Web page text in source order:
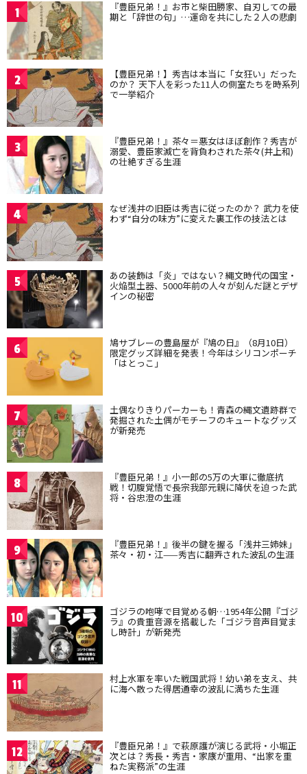
1 『豊臣兄弟！』お市と柴田勝家、自刃しての最
期と「辞世の句」…運命を共にした２人の悲劇
2 【豊臣兄弟！】秀吉は本当に「女狂い」だった
のか？ 天下人を彩った11人の側室たちを時系列
で一挙紹介
3 『豊臣兄弟！』茶々＝悪女はほぼ創作？秀吉が
溺愛、豊臣家滅亡を背負わされた茶々(井上和)
の壮絶すぎる生涯
4 なぜ浅井の旧臣は秀吉に従ったのか？ 武力を使
わず“自分の味方”に変えた裏工作の技法とは
5 あの装飾は「炎」ではない？縄文時代の国宝・
火焔型土器、5000年前の人々が刻んだ謎とデザ
インの秘密
6 鳩サブレーの豊島屋が『鳩の日』（8月10日）
限定グッズ詳細を発表！今年はシリコンポーチ
「はとっこ」
7 土偶なりきりパーカーも！青森の縄文遺跡群で
発掘された土偶がモチーフのキュートなグッズ
が新発売
8 『豊臣兄弟！』小一郎の5万の大軍に徹底抗
戦！切腹覚悟で長宗我部元親に降伏を迫った武
将・谷忠澄の生涯
9 『豊臣兄弟！』後半の鍵を握る「浅井三姉妹」
茶々・初・江——秀吉に翻弄された波乱の生涯
10 ゴジラの咆哮で目覚める朝…1954年公開『ゴジ
ラ』の貴重音源を搭載した「ゴジラ音声目覚ま
し時計」が新発売
11 村上水軍を率いた戦国武将！幼い弟を支え、共
に海へ散った得居通幸の波乱に満ちた生涯
12 『豊臣兄弟！』で萩原護が演じる武将・小堀正
次とは？秀長・秀吉・家康が重用、“出家を重
ねた実務派”の生涯